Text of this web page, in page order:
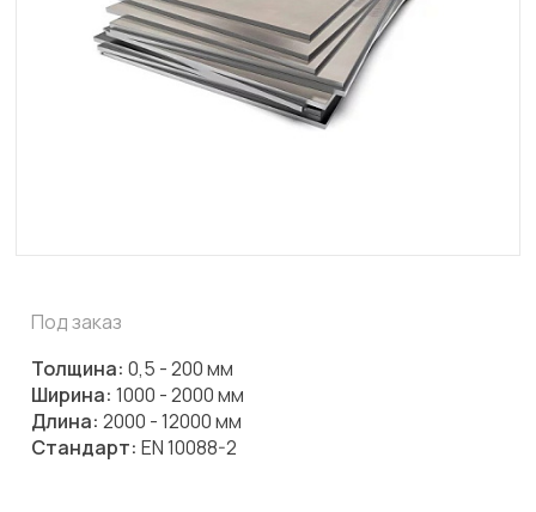
Под заказ
Толщина: 0,5 - 200 мм
Ширина: 1000 - 2000 мм
Длина: 2000 - 12000 мм
Стандарт: EN 10088-2